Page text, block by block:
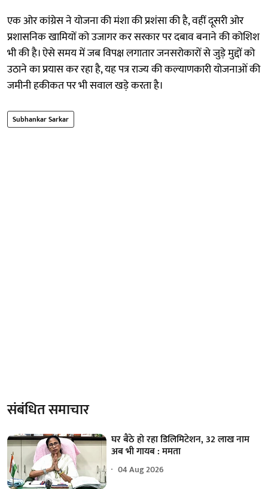
एक ओर कांग्रेस ने योजना की मंशा की प्रशंसा की है, वहीं दूसरी ओर
प्रशासनिक खामियों को उजागर कर सरकार पर दबाव बनाने की कोशिश
भी की है। ऐसे समय में जब विपक्ष लगातार जनसरोकारों से जुड़े मुद्दों को
उठाने का प्रयास कर रहा है, यह पत्र राज्य की कल्याणकारी योजनाओं की
जमीनी हकीकत पर भी सवाल खड़े करता है।
Subhankar Sarkar
संबंधित समाचार
घर बैठे हो रहा डिलिमिटेशन, 32 लाख नाम
अब भी गायब : ममता
04 Aug 2026